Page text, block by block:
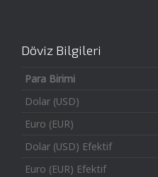
Döviz Bilgileri
Para Birimi
Dolar (USD)
Euro (EUR)
Dolar (USD) Efektif
Euro (EUR) Efektif